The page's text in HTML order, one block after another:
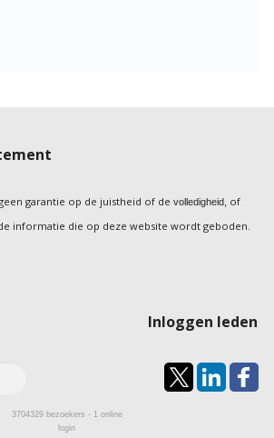
garantie op de juistheid of de volledigheid, of
informatie die op deze website wordt geboden.
Inloggen leden
3704329bezoekers - 1 online
login